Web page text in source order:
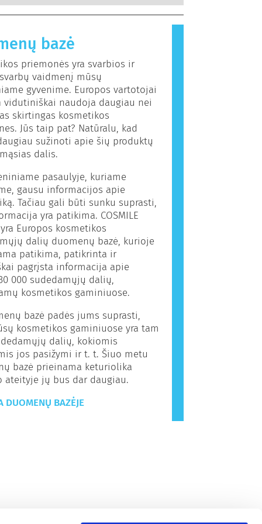
sistemos sutrikimus.
daugumai žmonių. Medžiaga,
reakciją, vadinama
ir asmens priežiūros
gali būti ingredientų, kurie kai
gali sukelti alergiją. Tai
kad produktas nėra saugus naudoti
bazė
priemonės yra svarbios ir
vaidmenį mūsų
gyvenime. Europos vartotojai
vidutiniškai naudoja daugiau nei
skirtingas kosmetikos
Jūs taip pat? Natūralu, kad
sužinoti apie šių produktų
dalis.
pasaulyje, kuriame
gausu informacijos apie
Tačiau gali būti sunku suprasti,
yra patikima. COSMILE
Europos kosmetikos
dalių duomenų bazė, kurioje
patikima, patikrinta ir
pagrįsta informacija apie
000 sudedamųjų dalių,
kosmetikos gaminiuose.
bazė padės jums suprasti,
kosmetikos gaminiuose yra tam
dalių, kokiomis
jos pasižymi ir t. t. Šiuo metu
bazė prieinama keturiolika
ateityje jų bus dar daugiau.
DUOMENŲ BAZĖJE